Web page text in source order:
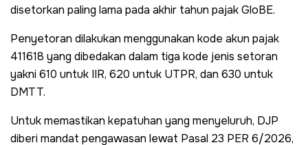
disetorkan paling lama pada akhir tahun pajak GloBE.
Penyetoran dilakukan menggunakan kode akun pajak
411618 yang dibedakan dalam tiga kode jenis setoran
yakni 610 untuk IIR, 620 untuk UTPR, dan 630 untuk
DMTT.
Untuk memastikan kepatuhan yang menyeluruh, DJP
diberi mandat pengawasan lewat Pasal 23 PER 6/2026,